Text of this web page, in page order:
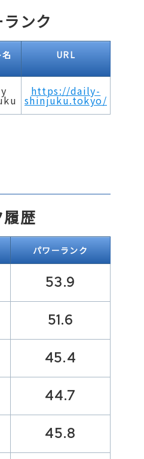
ンク
URL
https://daily-
shinjuku.tokyo/
歴
パワーランク
53.9
51.6
45.4
44.7
45.8